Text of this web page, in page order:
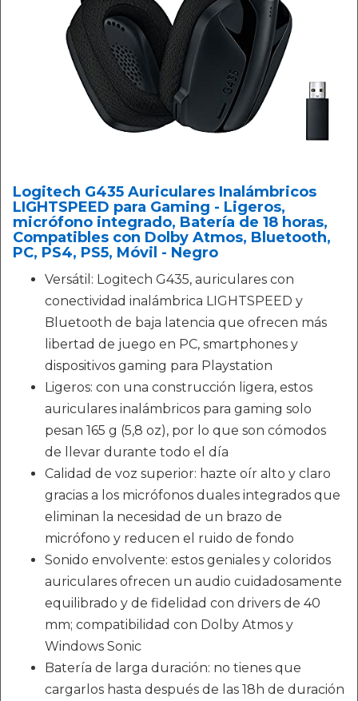
Logitech G435 Auriculares Inalámbricos
LIGHTSPEED para Gaming - Ligeros,
micrófono integrado, Batería de 18 horas,
Compatibles con Dolby Atmos, Bluetooth,
PC, PS4, PS5, Móvil - Negro
Versátil: Logitech G435, auriculares con
conectividad inalámbrica LIGHTSPEED y
Bluetooth de baja latencia que ofrecen más
libertad de juego en PC, smartphones y
dispositivos gaming para Playstation
Ligeros: con una construcción ligera, estos
auriculares inalámbricos para gaming solo
pesan 165 g (5,8 oz), por lo que son cómodos
de llevar durante todo el día
Calidad de voz superior: hazte oír alto y claro
gracias a los micrófonos duales integrados que
eliminan la necesidad de un brazo de
micrófono y reducen el ruido de fondo
Sonido envolvente: estos geniales y coloridos
auriculares ofrecen un audio cuidadosamente
equilibrado y de fidelidad con drivers de 40
mm; compatibilidad con Dolby Atmos y
Windows Sonic
Batería de larga duración: no tienes que
cargarlos hasta después de las 18h de duración